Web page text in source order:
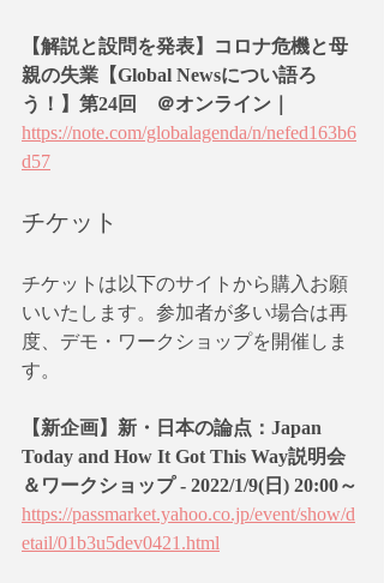
【解説と設問を発表】コロナ危機と母
親の失業【Global Newsについ語ろ
う！】第24回　＠オンライン｜
https://note.com/globalagenda/n/nefed163b6
d57
チケット
チケットは以下のサイトから購入お願
いいたします。参加者が多い場合は再
度、デモ・ワークショップを開催しま
す。
【新企画】新・日本の論点：Japan
Today and How It Got This Way説明会
＆ワークショップ - 2022/1/9(日) 20:00～
https://passmarket.yahoo.co.jp/event/show/d
etail/01b3u5dev0421.html